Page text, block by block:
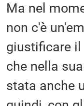
Ma nel
non c'è
giustificare il
che nella
stata anche